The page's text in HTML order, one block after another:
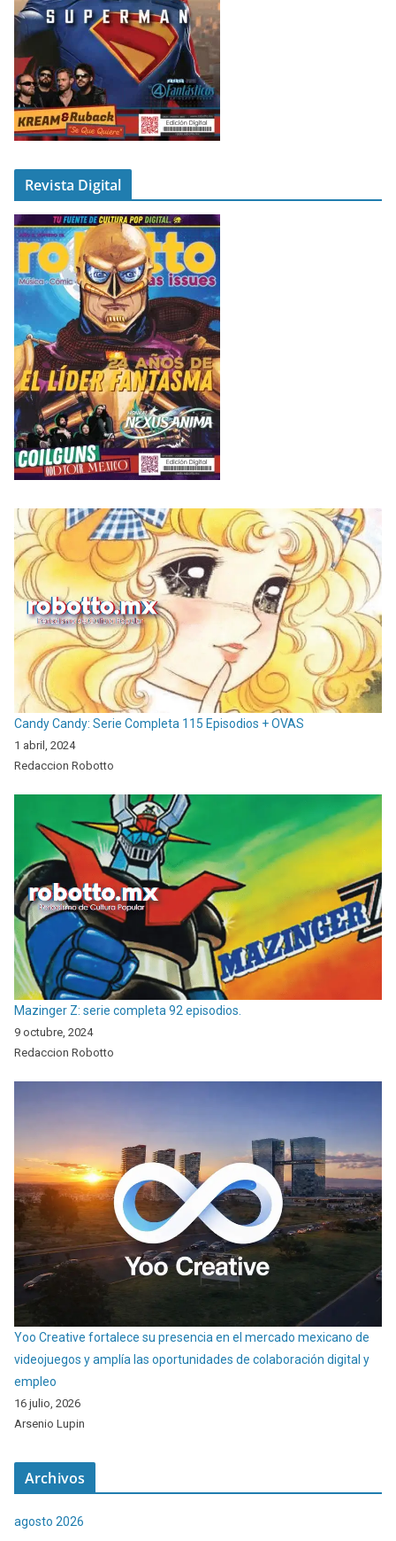
Revista Digital
Candy Candy: Serie Completa 115 Episodios + OVAS
1 abril, 2024
Redaccion Robotto
Mazinger Z: serie completa 92 episodios.
9 octubre, 2024
Redaccion Robotto
Yoo Creative fortalece su presencia en el mercado mexicano de
videojuegos y amplía las oportunidades de colaboración digital y
empleo
16 julio, 2026
Arsenio Lupin
Archivos
agosto 2026